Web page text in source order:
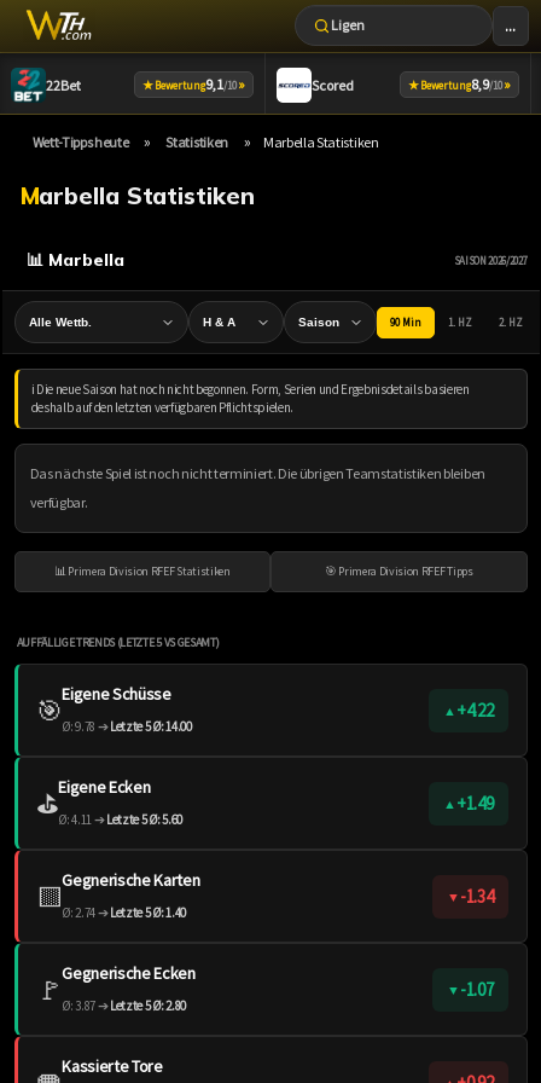
Zum
Inhalt
springen
Ligen ...
22Bet ★Bewertung9,1/10» Scored ★Bewertung8,9/10»
Wett-Tipps heute » Statistiken » Marbella Statistiken
Marbella Statistiken
📊 Marbella SAISON 2026/2027
90 Min 1. HZ 2. HZ
ℹ️ Die neue Saison hat noch nicht begonnen. Form, Serien und Ergebnisdetails basieren
deshalb auf den letzten verfügbaren Pflichtspielen.
Das nächste Spiel ist noch nicht terminiert. Die übrigen Teamstatistiken bleiben
verfügbar.
📊 Primera Division RFEF Statistiken 🎯 Primera Division RFEF Tipps
AUFFÄLLIGE TRENDS (LETZTE 5 VS GESAMT)
🎯Eigene Schüsse
Ø: 9.78 ➔Letzte 5 Ø: 14.00
▲ +4.22
⛳️Eigene Ecken
Ø: 4.11 ➔Letzte 5 Ø: 5.60
▲ +1.49
🟨Gegnerische Karten
Ø: 2.74 ➔Letzte 5 Ø: 1.40
▼ -1.34
🚩Gegnerische Ecken
Ø: 3.87 ➔Letzte 5 Ø: 2.80
▼ -1.07
Kassierte Tore